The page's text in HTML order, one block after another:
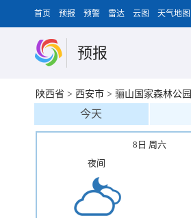
首页 预报 预警 雷达 云图 天气地图
预报
陕西省 > 西安市 > 骊山国家森林公园
今天
8日 周六
夜间